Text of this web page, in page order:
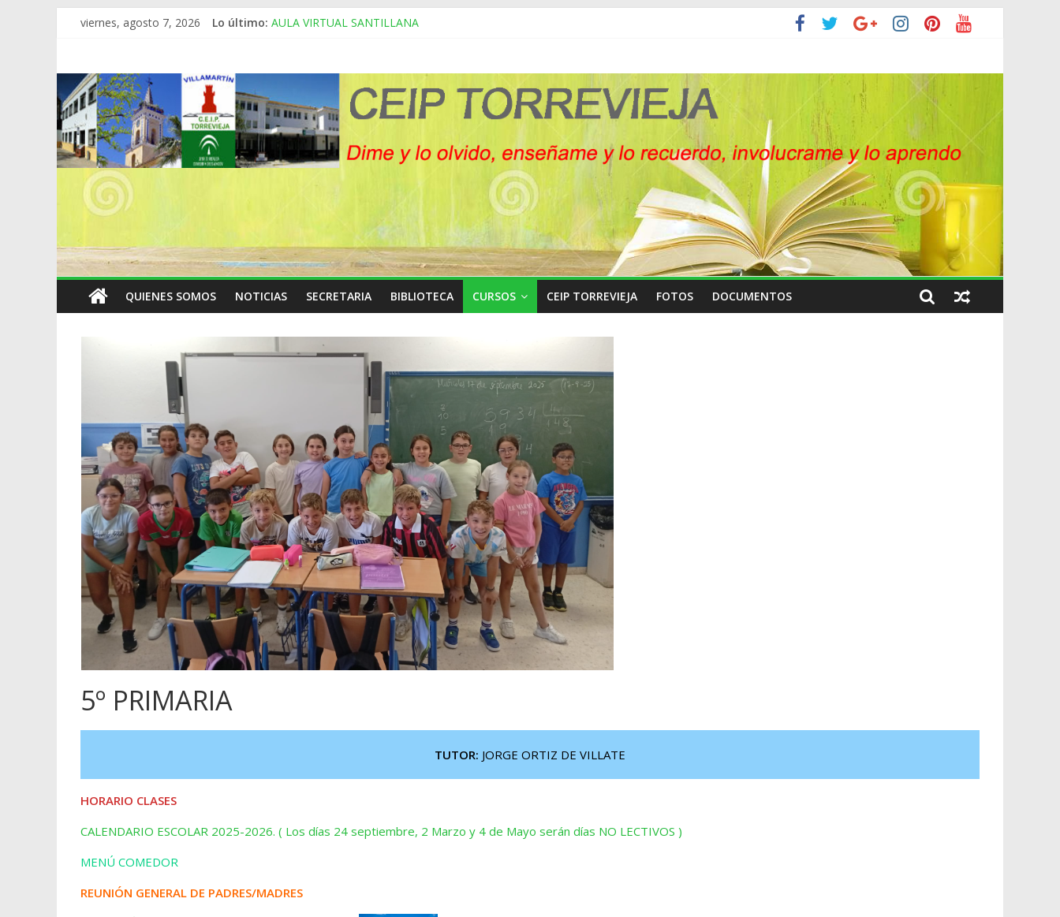
Saltarviernes, agosto 7, 2026 Lo último: AULA VIRTUAL SANTILLANA
ADMISIÓN Y ESCOLARIZACIÓN
ÚLTIMAS NOTICIAS
CEIP
TORREVIEJA
CEIP
TORREVIEJA
QUIENES SOMOS NOTICIAS SECRETARIA BIBLIOTECA CURSOS CEIP TORREVIEJA FOTOS DOCUMENTOS
5º PRIMARIA
TUTOR: JORGE ORTIZ DE VILLATE
HORARIO CLASES
CALENDARIO ESCOLAR 2025-2026. ( Los días 24 septiembre, 2 Marzo y 4 de Mayo serán días NO LECTIVOS )
MENÚ COMEDOR
REUNIÓN GENERAL DE PADRES/MADRES